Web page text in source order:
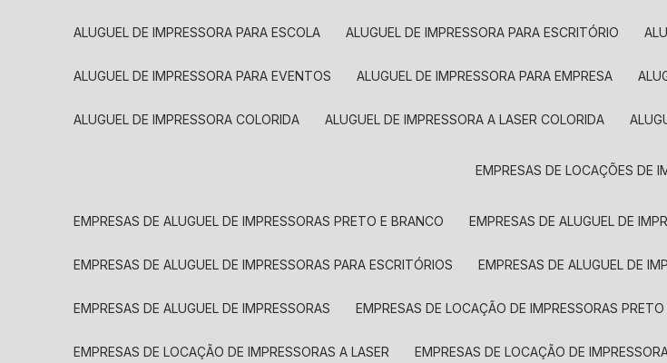
ALUGUEL DE IMPRESSORA PARA ESCOLA ALUGUEL DE IMPRESSORA PARA ESCRITÓRIO
ALUGUEL DE IMPRESSORA PARA EVENTOS ALUGUEL DE IMPRESSORA PARA EMPRESA
ALUGUEL DE IMPRESSORA COLORIDA ALUGUEL DE IMPRESSORA A LASER COLORIDA
EMPRESAS DE LOCAÇÕES DE
EMPRESAS DE ALUGUEL DE IMPRESSORAS PRETO E BRANCO EMPRESAS DE ALUGUEL DE
EMPRESAS DE ALUGUEL DE IMPRESSORAS PARA ESCRITÓRIOS EMPRESAS DE ALUGUEL DE
EMPRESAS DE ALUGUEL DE IMPRESSORAS EMPRESAS DE LOCAÇÃO DE IMPRESSORAS
EMPRESAS DE LOCAÇÃO DE IMPRESSORAS A LASER EMPRESAS DE LOCAÇÃO DE